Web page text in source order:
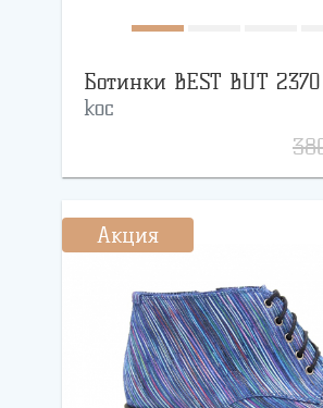
Ботинки BEST BUT
koc
Акция